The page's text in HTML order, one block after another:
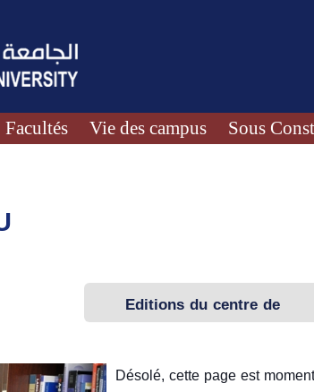
Facultés Vie des campus Sous
Editions du centre de
recherche de Damas (DCRS)
Désolé, cette page est